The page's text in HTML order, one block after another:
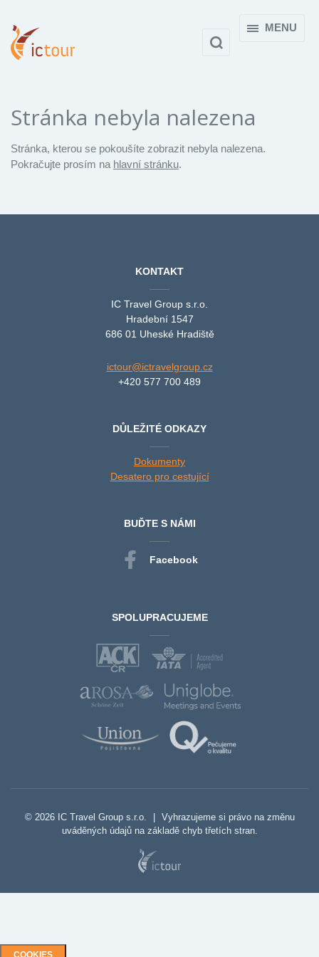
COOKIES
MENU
Stránka nebyla nalezena
Stránka, kterou se pokoušíte zobrazit nebyla nalezena.
Pokračujte prosím na hlavní stránku.
KONTAKT
IC Travel Group s.r.o.
Hradební 1547
686 01 Uheské Hradiště
ictour@ictravelgroup.cz
+420 577 700 489
DŮLEŽITÉ ODKAZY
Dokumenty
Desatero pro cestující
BUĎTE S NÁMI
Facebook
SPOLUPRACUJEME
© 2026 IC Travel Group s.r.o.
Vyhrazujeme si právo na změnu
uváděných údajů na základě chyb třetích stran.